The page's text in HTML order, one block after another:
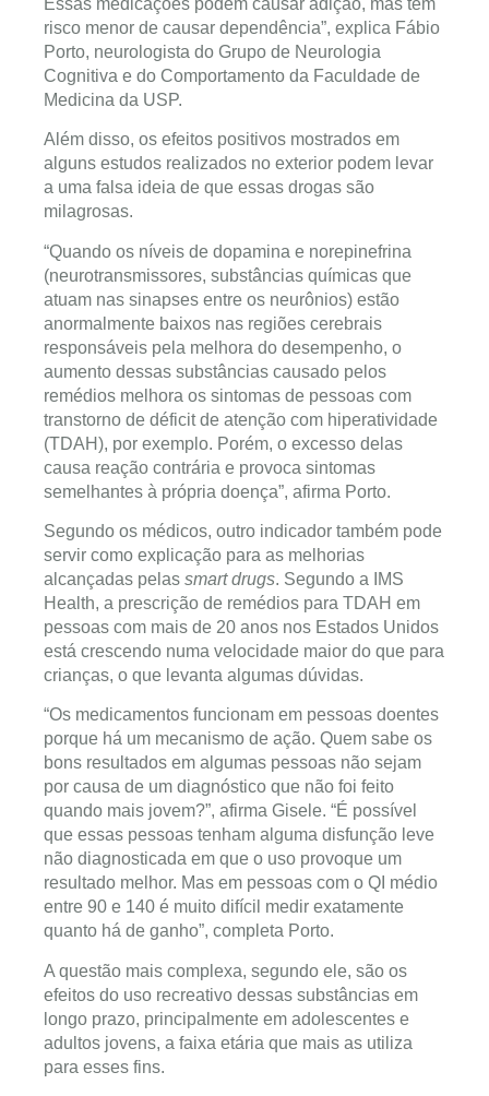
risco menor de causar dependência”, explica Fábio
Porto, neurologista do Grupo de Neurologia
Cognitiva e do Comportamento da Faculdade de
Medicina da USP.
Além disso, os efeitos positivos mostrados em
alguns estudos realizados no exterior podem levar
a uma falsa ideia de que essas drogas são
milagrosas.
“Quando os níveis de dopamina e norepinefrina
(neurotransmissores, substâncias químicas que
atuam nas sinapses entre os neurônios) estão
anormalmente baixos nas regiões cerebrais
responsáveis pela melhora do desempenho, o
aumento dessas substâncias causado pelos
remédios melhora os sintomas de pessoas com
transtorno de déficit de atenção com hiperatividade
(TDAH), por exemplo. Porém, o excesso delas
causa reação contrária e provoca sintomas
semelhantes à própria doença”, afirma Porto.
Segundo os médicos, outro indicador também pode
servir como explicação para as melhorias
alcançadas pelas smart drugs. Segundo a IMS
Health, a prescrição de remédios para TDAH em
pessoas com mais de 20 anos nos Estados Unidos
está crescendo numa velocidade maior do que para
crianças, o que levanta algumas dúvidas.
“Os medicamentos funcionam em pessoas doentes
porque há um mecanismo de ação. Quem sabe os
bons resultados em algumas pessoas não sejam
por causa de um diagnóstico que não foi feito
quando mais jovem?”, afirma Gisele. “É possível
que essas pessoas tenham alguma disfunção leve
não diagnosticada em que o uso provoque um
resultado melhor. Mas em pessoas com o QI médio
entre 90 e 140 é muito difícil medir exatamente
quanto há de ganho”, completa Porto.
A questão mais complexa, segundo ele, são os
efeitos do uso recreativo dessas substâncias em
longo prazo, principalmente em adolescentes e
adultos jovens, a faixa etária que mais as utiliza
para esses fins.